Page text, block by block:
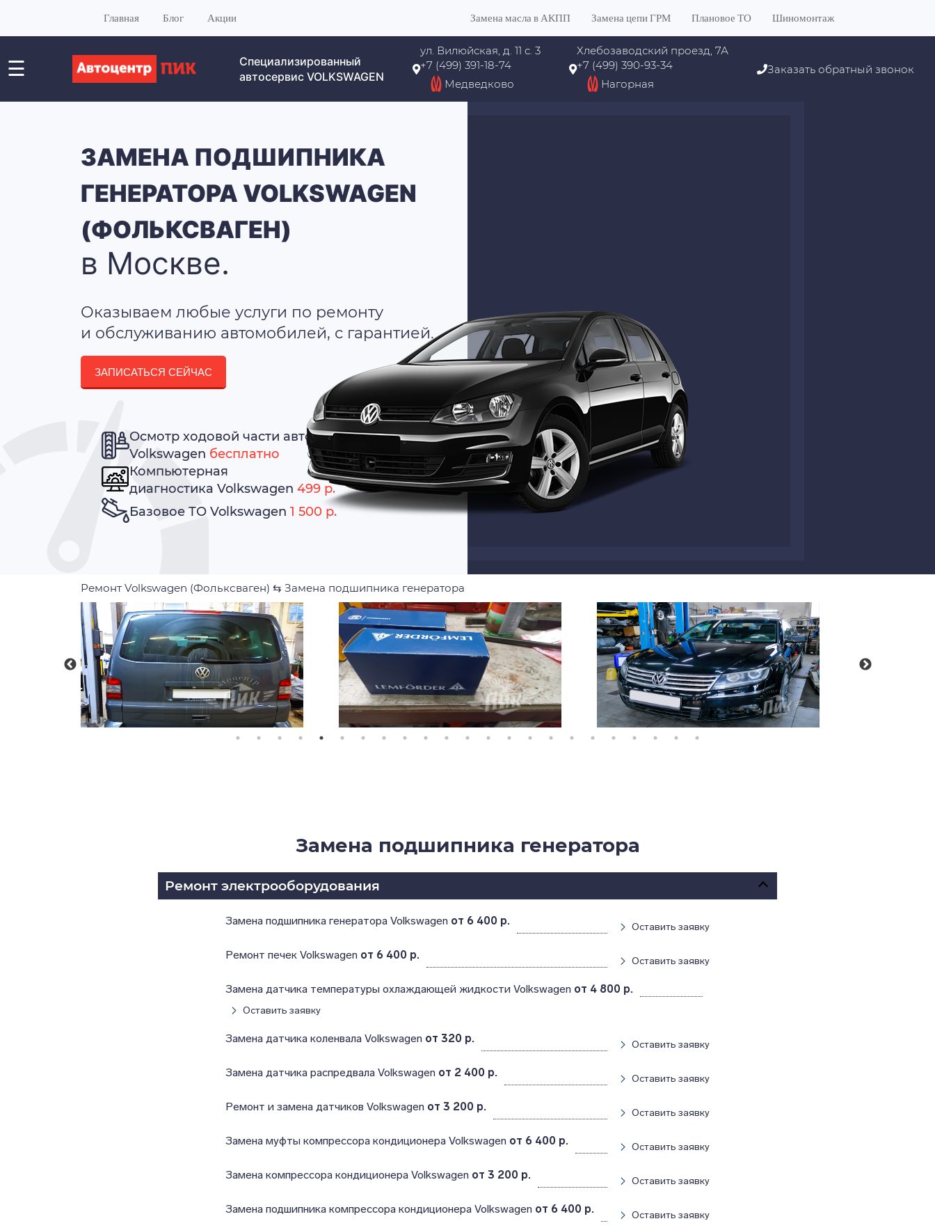
Главная Блог Акции Замена масла в АКПП Замена цепи ГРМ Плановое ТО Шиномонтаж
☰
Специализированный
автосервис VOLKSWAGEN
ул. Вилюйская, д. 11 с. 3
+7 (499) 391-18-74
Медведково
Хлебозаводский проезд, 7А
+7 (499) 390-93-34
Нагорная
Заказать обратный звонок
ЗАМЕНА ПОДШИПНИКА
ГЕНЕРАТОРА VOLKSWAGEN
(ФОЛЬКСВАГЕН)
в Москве.
Оказываем любые услуги по ремонту
и обслуживанию автомобилей, с гарантией.
ЗАПИСАТЬСЯ СЕЙЧАС
Осмотр ходовой части авто
Volkswagen бесплатно
Компьютерная
диагностика Volkswagen 499 р.
Базовое ТО Volkswagen 1 500 р.
Ремонт Volkswagen (Фольксваген) ⇆ Замена подшипника генератора
Замена подшипника генератора
Ремонт электрооборудования
Замена подшипника генератора Volkswagen от 6 400 р. Оставить заявку
Ремонт печек Volkswagen от 6 400 р. Оставить заявку
Замена датчика температуры охлаждающей жидкости Volkswagen от 4 800 р.
Оставить заявку
Замена датчика коленвала Volkswagen от 320 р. Оставить заявку
Замена датчика распредвала Volkswagen от 2 400 р. Оставить заявку
Ремонт и замена датчиков Volkswagen от 3 200 р. Оставить заявку
Замена муфты компрессора кондиционера Volkswagen от 6 400 р. Оставить заявку
Замена компрессора кондиционера Volkswagen от 3 200 р. Оставить заявку
Замена подшипника компрессора кондиционера Volkswagen от 6 400 р. Оставить заявку